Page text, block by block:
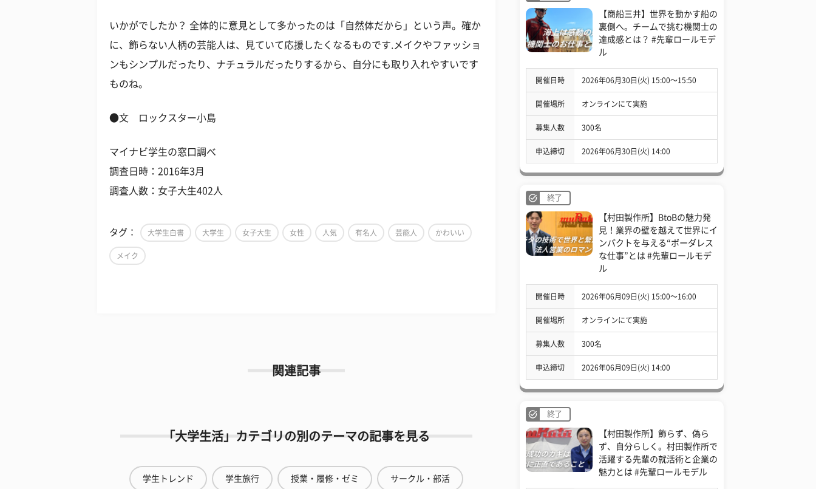
いかがでしたか？ 全体的に意見として多かったのは「自然体だから」という声。確か
に、飾らない人柄の芸能人は、見ていて応援したくなるものです.メイクやファッショ
ンもシンプルだったり、ナチュラルだったりするから、自分にも取り入れやすいです
ものね。
●文 ロックスター小島
マイナビ学生の窓口調べ
調査日時：2016年3月
調査人数：女子大生402人
タグ： 大学生白書 大学生 女子大生 女性 人気 有名人 芸能人 かわいい
メイク
関連記事
「大学生活」カテゴリの別のテーマの記事を見る
学生トレンド 学生旅行 授業・履修・ゼミ サークル・部活
【商船三井】世界を動かす船の
裏側へ。チームで挑む機関士の
達成感とは？ #先輩ロールモデ
ル
開催日時 2026年06月30日(火) 15:00〜15:50
開催場所 オンラインにて実施
募集人数 300名
申込締切 2026年06月30日(火) 14:00
終了
【村田製作所】BtoBの魅力発
見！業界の壁を越えて世界にイ
ンパクトを与える“ボーダレス
な仕事”とは #先輩ロールモデ
ル
開催日時 2026年06月09日(火) 15:00〜16:00
開催場所 オンラインにて実施
募集人数 300名
申込締切 2026年06月09日(火) 14:00
終了
【村田製作所】飾らず、偽ら
ず、自分らしく。村田製作所で
活躍する先輩の就活術と企業の
魅力とは #先輩ロールモデル